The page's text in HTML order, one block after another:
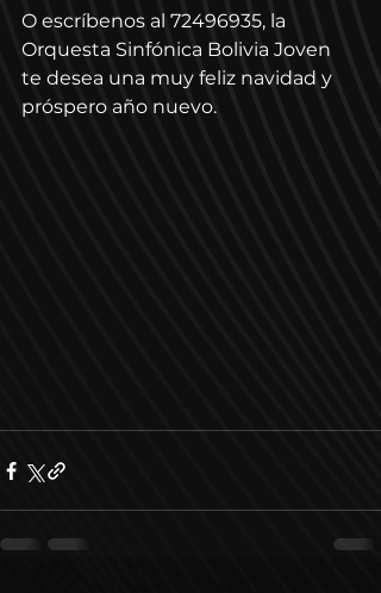
O escríbenos al 72496935, la
Orquesta Sinfónica Bolivia Joven
te desea una muy feliz navidad y
próspero año nuevo.